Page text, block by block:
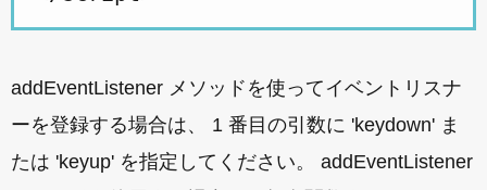
addEventListener メソッドを使ってイベントリスナ
ーを登録する場合は、 1 番目の引数に 'keydown' ま
たは 'keyup' を指定してください。 addEventListener